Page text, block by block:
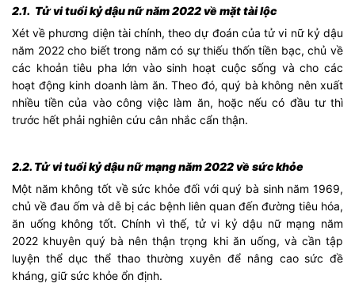
2.1. Tử vi tuổi kỷ dậu nữ năm 2022 về mặt tài lộc
Xét về phương diện tài chính, theo dự đoán của tử vi nữ kỷ dậu
năm 2022 cho biết trong năm có sự thiếu thốn tiền bạc, chủ về
các khoản tiêu pha lớn vào sinh hoạt cuộc sống và cho các
hoạt động kinh doanh làm ăn. Theo đó, quý bà không nên xuất
nhiều tiền của vào công việc làm ăn, hoặc nếu có đầu tư thì
trước hết phải nghiên cứu cân nhắc cẩn thận.
2.2. Tử vi tuổi kỷ dậu nữ mạng năm 2022 về sức khỏe
Một năm không tốt về sức khỏe đối với quý bà sinh năm 1969,
chủ về đau ốm và dễ bị các bệnh liên quan đến đường tiêu hóa,
ăn uống không tốt. Chính vì thế, tử vi kỷ dậu nữ mạng năm
2022 khuyên quý bà nên thận trọng khi ăn uống, và cần tập
luyện thể dục thể thao thường xuyên để nâng cao sức đề
kháng, giữ sức khỏe ổn định.